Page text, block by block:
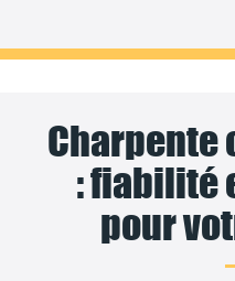
Charpente
: fiabilité
pour